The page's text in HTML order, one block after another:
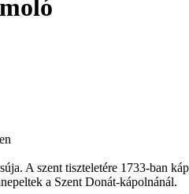
A szent tiszteletére 1733-ban
a Szent Donát-kápolnánál.